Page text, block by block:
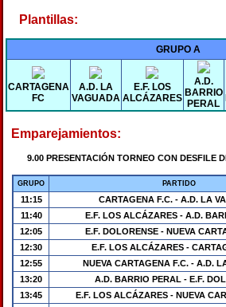
Plantillas:
GRUPO A
CARTAGENA
FC
A.D. LA
VAGUADA
E.F. LOS
ALCÁZARES
A.D.
BARRIO
PERAL
Emparejamientos:
9.00 PRESENTACIÓN TORNEO CON DESFILE
GRUPO PARTIDO
11:15 CARTAGENA F.C. - A.D. LA
11:40
E.F. LOS ALCÁZARES - A.D.
12:05
E.F. DOLORENSE - NUEVA
12:30
E.F. LOS ALCÁZARES -
12:55
NUEVA CARTAGENA F.C. - A.D.
13:20
A.D. BARRIO PERAL - E.F.
13:45
E.F. LOS ALCÁZARES - NUEVA